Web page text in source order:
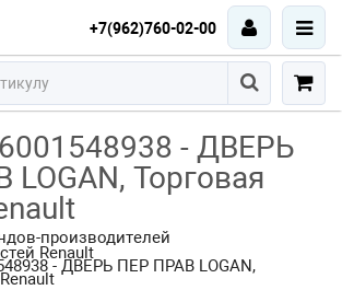
+7(962)760-02-00
- ДВЕРЬ
Торговая
производителей
Renault
- ДВЕРЬ ПЕР ПРАВ LOGAN,